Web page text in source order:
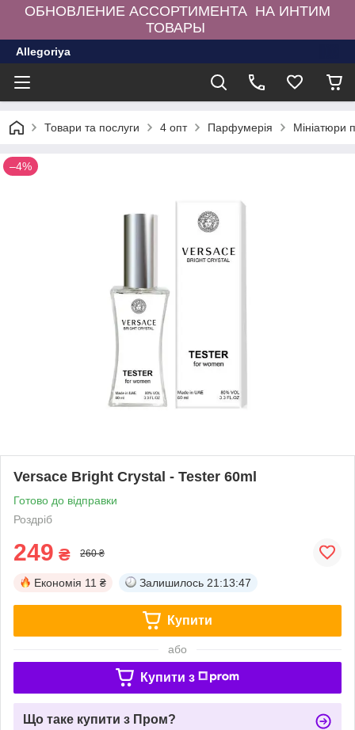
ОБНОВЛЕНИЕ АССОРТИМЕНТА НА ИНТИМ
ТОВАРЫ
Allegoriya
Товари та послуги 4 опт Парфумерія Мініатюри
–4%
Versace Bright Crystal - Tester 60ml
Готово до відправки
Роздріб
249 ₴ 260 ₴
Економія 11 ₴ Залишилось 21:13:47
Купити
або
Купити з
Що таке купити з Пром?